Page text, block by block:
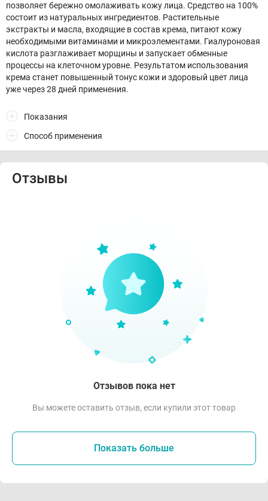
позволяет бережно омолаживать кожу лица. Средство на 100%
состоит из натуральных ингредиентов. Растительные
экстракты и масла, входящие в состав крема, питают кожу
необходимыми витаминами и микроэлементами. Гиалуроновая
кислота разглаживает морщины и запускает обменные
процессы на клеточном уровне. Результатом использования
крема станет повышенный тонус кожи и здоровый цвет лица
уже через 28 дней применения.
Показания
Способ применения
Отзывы
Отзывов пока нет
Вы можете оставить отзыв, если купили этот товар
Показать больше